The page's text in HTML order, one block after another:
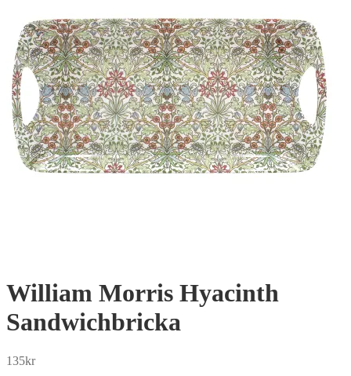
William Morris Hyacinth
Sandwichbricka
135kr